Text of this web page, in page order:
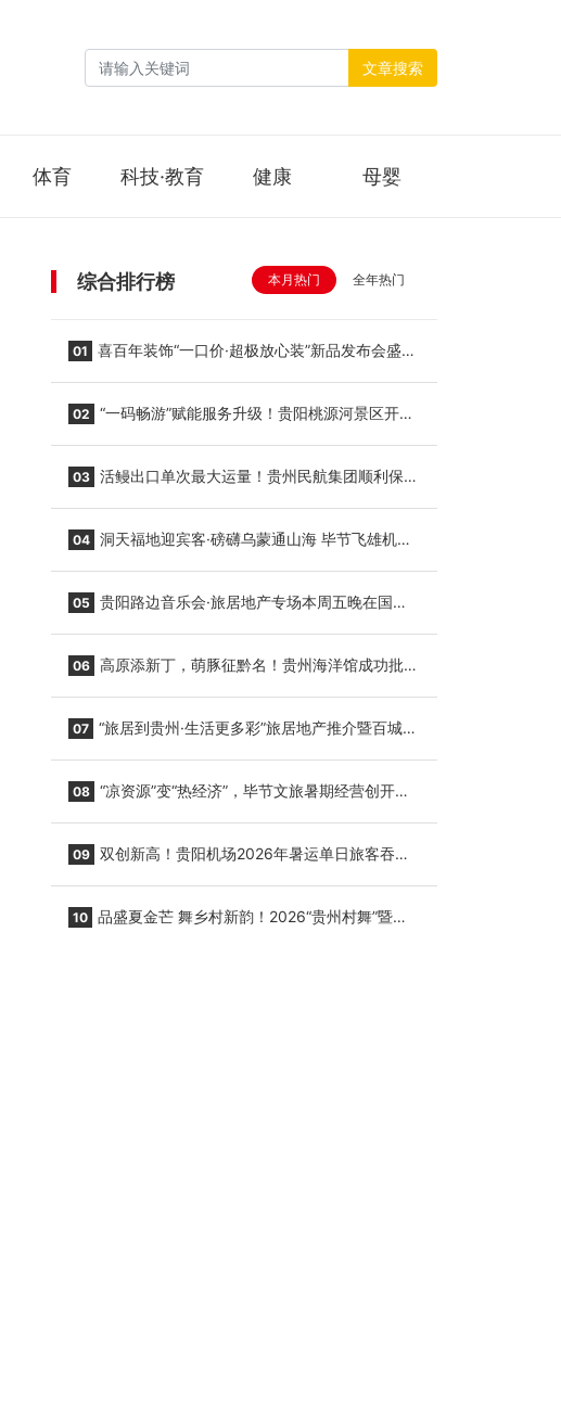
文章搜索
体育 科技·教育 健康 母婴
综合排行榜 本月热门 全年热门
01 喜百年装饰“一口价·超极放心装”新品发布会盛大
02 “一码畅游”赋能服务升级！贵阳桃源河景区开
03 活鳗出口单次最大运量！贵州民航集团顺利保障
04 洞天福地迎宾客·磅礴乌蒙通山海 毕节飞雄机场
05 贵阳路边音乐会·旅居地产专场本周五晚在国际
06 高原添新丁，萌豚征黔名！贵州海洋馆成功批量
07 “旅居到贵州·生活更多彩”旅居地产推介暨百城千
08 “凉资源”变“热经济”，毕节文旅暑期经营创开门
09 双创新高！贵阳机场2026年暑运单日旅客吞吐
10 品盛夏金芒 舞乡村新韵！2026“贵州村舞”暨望